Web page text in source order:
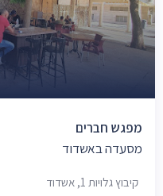
מפגש חברים
מסעדה באשדוד
קיבוץ גלויות 1, אשדוד